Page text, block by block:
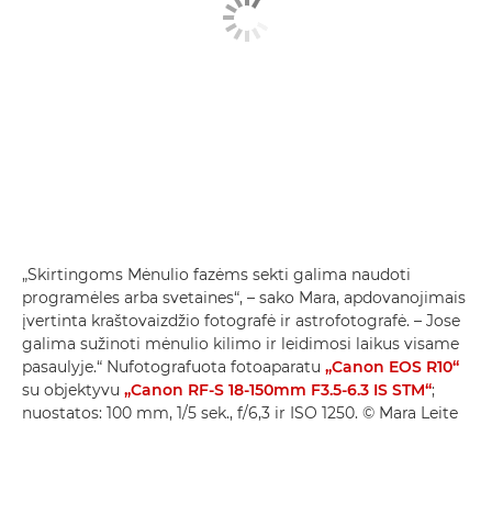
„Skirtingoms Mėnulio fazėms sekti galima naudoti
programėles arba svetaines“, – sako Mara, apdovanojimais
įvertinta kraštovaizdžio fotografė ir astrofotografė. – Jose
galima sužinoti mėnulio kilimo ir leidimosi laikus visame
pasaulyje.“ Nufotografuota fotoaparatu „Canon EOS R10“
su objektyvu „Canon RF-S 18-150mm F3.5-6.3 IS STM“;
nuostatos: 100 mm, 1/5 sek., f/6,3 ir ISO 1250. © Mara Leite